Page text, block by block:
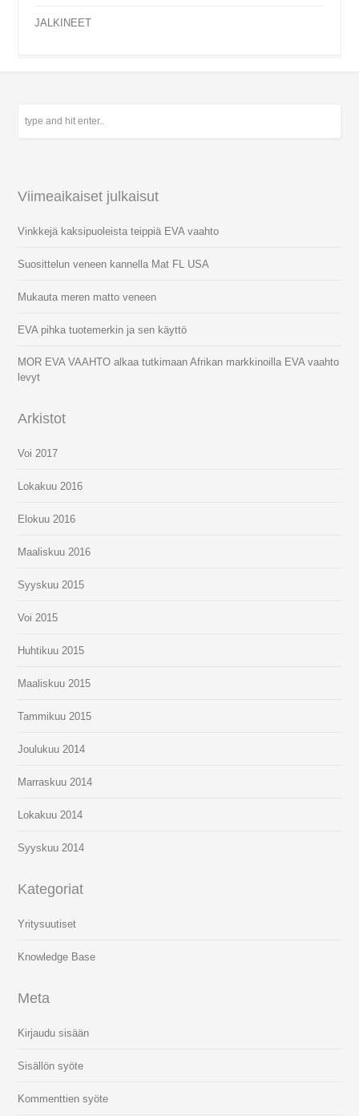
JALKINEET
Viimeaikaiset julkaisut
Vinkkejä kaksipuoleista teippiä EVA vaahto
Suosittelun veneen kannella Mat FL USA
Mukauta meren matto veneen
EVA pihka tuotemerkin ja sen käyttö
MOR EVA VAAHTO alkaa tutkimaan Afrikan markkinoilla EVA vaahto
levyt
Arkistot
Voi 2017
Lokakuu 2016
Elokuu 2016
Maaliskuu 2016
Syyskuu 2015
Voi 2015
Huhtikuu 2015
Maaliskuu 2015
Tammikuu 2015
Joulukuu 2014
Marraskuu 2014
Lokakuu 2014
Syyskuu 2014
Kategoriat
Yritysuutiset
Knowledge Base
Meta
Kirjaudu sisään
Sisällön syöte
Kommenttien syöte